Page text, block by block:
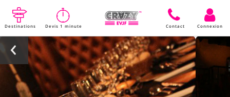
Destinations Devis 1 minute Contact Connexion